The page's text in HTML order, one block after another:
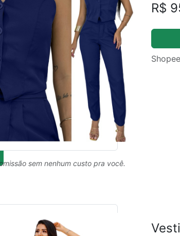
R$
sem nenhum custo pra você.